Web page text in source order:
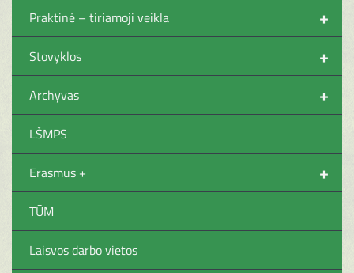
+
Praktinė – tiriamoji veikla
+
Stovyklos
+
Archyvas
LŠMPS
+
Erasmus +
TŪM
Laisvos darbo vietos